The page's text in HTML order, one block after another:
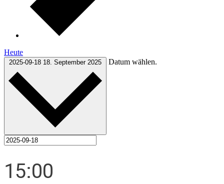
Heute
2025-09-18 18. September 2025 Datum wählen.
15:00